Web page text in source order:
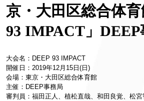
京・大田区総合体
93 IMPACT」DEEP
大会名：DEEP 93 IMPACT
開催日：2019年12月15日(日)
会場：東京・大田区総合体育館
主催：DEEP事務局
審判員：福田正人、植松直哉、和田良覚、松